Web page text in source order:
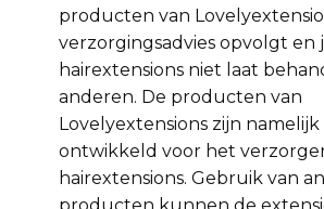
producten van
verzorgingsadvies opvolgt en
hairextensions niet laat
anderen. De producten van
Lovelyextensions zijn namelijk
ontwikkeld voor het
hairextensions. Gebruik van